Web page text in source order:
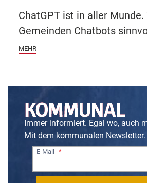
ChatGPT ist in aller Munde.
Gemeinden Chatbots
MEHR
Immer informiert. Egal wo, auch
Mit dem kommunalen Newsletter.
E-Mail